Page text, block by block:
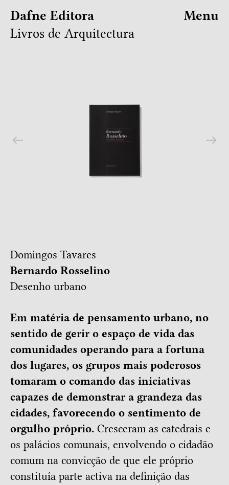
Dafne Editora
Livros de Arquitectura
Menu
Domingos Tavares
Bernardo Rosselino
Desenho urbano
Em matéria de pensamento urbano, no
sentido de gerir o espaço de vida das
comunidades operando para a fortuna
dos lugares, os grupos mais poderosos
tomaram o comando das iniciativas
capazes de demonstrar a grandeza das
cidades, favorecendo o sentimento de
orgulho próprio. Cresceram as catedrais e
os palácios comunais, envolvendo o cidadão
comum na convicção de que ele próprio
constituía parte activa na definição das